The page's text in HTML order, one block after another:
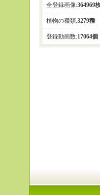
全登録画像:364969
植物の種類:3279種
登録動画数:17064個